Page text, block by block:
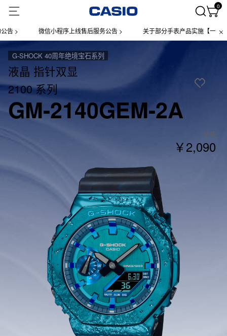
0
微信小程序上线售后服务公告 > 关于部分手表产品实施【一物一码】管
G-SHOCK 40周年绝境宝石系列
液晶 指针双显
2100 系列
GM-2140GEM-2A
价格
￥2,090